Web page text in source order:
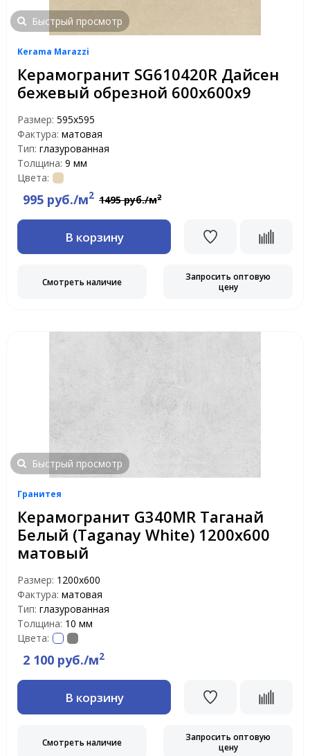
Быстрый просмотр
Kerama Marazzi
Керамогранит SG610420R Дайсен
бежевый обрезной 600х600х9
Размер: 595x595
Фактура: матовая
Тип: глазурованная
Толщина: 9 мм
Цвета:
995 руб./м2 1495 руб./м2
В корзину
Смотреть наличие
Запросить оптовую
цену
Быстрый просмотр
Гранитея
Керамогранит G340MR Таганай
Белый (Taganay White) 1200х600
матовый
Размер: 1200х600
Фактура: матовая
Тип: глазурованная
Толщина: 10 мм
Цвета:
2 100 руб./м2
В корзину
Смотреть наличие
Запросить оптовую
цену